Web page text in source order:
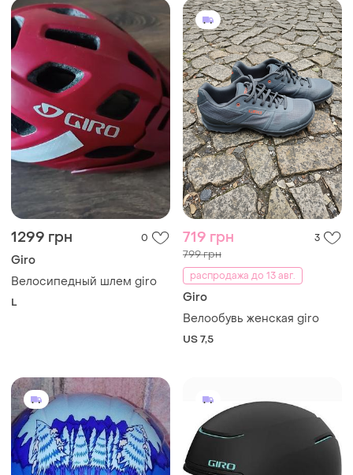
1299 грн 0
Giro
Велосипедный шлем giro
L
719 грн 3
799 грн
распродажа до 13 авг.
Giro
Велообувь женская giro
US 7,5